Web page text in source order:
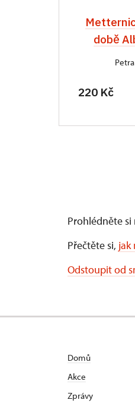
době
220 Kč
Prohlédněte si
Přečtěte si, jak
Odstoupit od
Domů
Akce
Zprávy